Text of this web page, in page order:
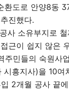
환도로 안양8동
진했다.
사 소유부지로
근이 쉽지 않은
주민들의 숙원사
흥지사)을 10여
2개월 공사 끝